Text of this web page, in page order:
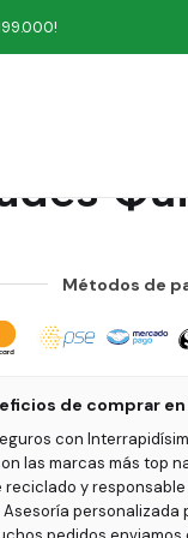
Club
Métodos de
de comprar
con
las marcas más top
reciclado y
Asesoría personalizada